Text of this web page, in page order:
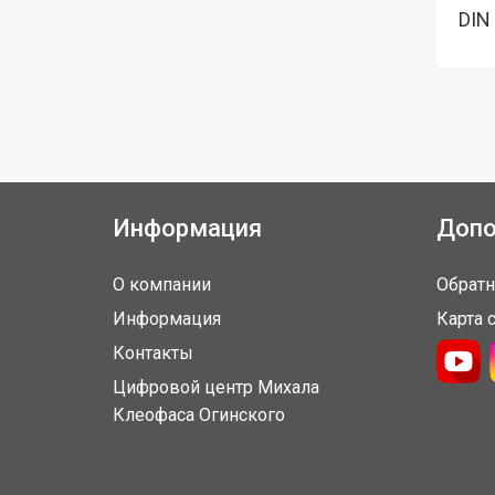
Информация
О компании
Информация
Контакты
Цифровой центр Михала
Клеофаса Огинского
Карта